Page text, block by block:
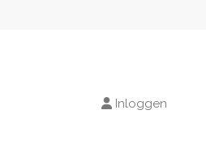
Inloggen